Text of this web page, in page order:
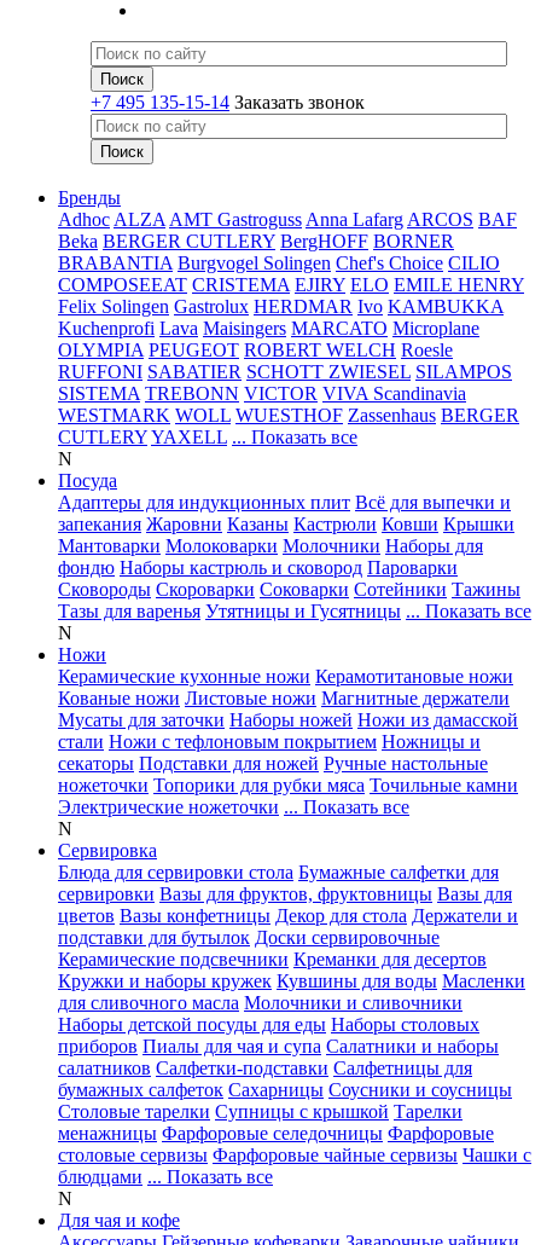
+7 495 135-15-14 Заказать звонок
Бренды
Adhoc ALZA AMT Gastroguss Anna Lafarg ARCOS BAF
Beka BERGER CUTLERY BergHOFF BORNER
BRABANTIA Burgvogel Solingen Chef's Choice CILIO
COMPOSEEAT CRISTEMA EJIRY ELO EMILE HENRY
Felix Solingen Gastrolux HERDMAR Ivo KAMBUKKA
Kuchenprofi Lava Maisingers MARCATO Microplane
OLYMPIA PEUGEOT ROBERT WELCH Roesle
RUFFONI SABATIER SCHOTT ZWIESEL SILAMPOS
SISTEMA TREBONN VICTOR VIVA Scandinavia
WESTMARK WOLL WUESTHOF Zassenhaus BERGER
CUTLERYYAXELL ... Показать все
N
Посуда
Адаптеры для индукционных плит Всё для выпечки и
запекания Жаровни Казаны Кастрюли Ковши Крышки
Мантоварки Молоковарки Молочники Наборы для
фондю Наборы кастрюль и сковород Пароварки
Сковороды Скороварки Соковарки Сотейники Тажины
Тазы для варенья Утятницы и Гусятницы ... Показать все
N
Ножи
Керамические кухонные ножи Керамотитановые ножи
Кованые ножи Листовые ножи Магнитные держатели
Мусаты для заточки Наборы ножей Ножи из дамасской
стали Ножи с тефлоновым покрытием Ножницы и
секаторы Подставки для ножей Ручные настольные
ножеточки Топорики для рубки мяса Точильные камни
Электрические ножеточки ... Показать все
N
Сервировка
Блюда для сервировки стола Бумажные салфетки для
сервировки Вазы для фруктов, фруктовницы Вазы для
цветов Вазы конфетницы Декор для стола Держатели и
подставки для бутылок Доски сервировочные
Керамические подсвечники Креманки для десертов
Кружки и наборы кружек Кувшины для воды Масленки
для сливочного масла Молочники и сливочники
Наборы детской посуды для еды Наборы столовых
приборов Пиалы для чая и супа Салатники и наборы
салатников Салфетки-подставки Салфетницы для
бумажных салфеток Сахарницы Соусники и соусницы
Столовые тарелки Супницы с крышкой Тарелки
менажницы Фарфоровые селедочницы Фарфоровые
столовые сервизы Фарфоровые чайные сервизы Чашки с
блюдцами ... Показать все
N
Для чая и кофе